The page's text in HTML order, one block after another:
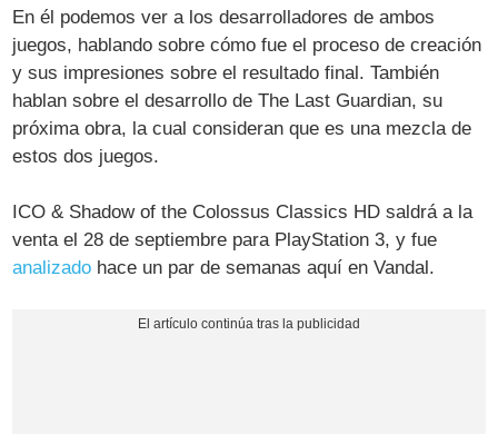
En él podemos ver a los desarrolladores de ambos
juegos, hablando sobre cómo fue el proceso de creación
y sus impresiones sobre el resultado final. También
hablan sobre el desarrollo de The Last Guardian, su
próxima obra, la cual consideran que es una mezcla de
estos dos juegos.
ICO & Shadow of the Colossus Classics HD saldrá a la
venta el 28 de septiembre para PlayStation 3, y fue
analizado hace un par de semanas aquí en Vandal.